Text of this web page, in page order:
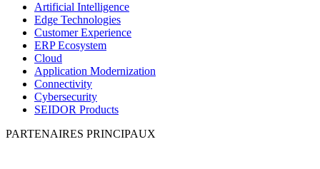
Artificial Intelligence
Edge Technologies
Customer Experience
ERP Ecosystem
Cloud
Application Modernization
Connectivity
Cybersecurity
SEIDOR Products
PARTENAIRES PRINCIPAUX